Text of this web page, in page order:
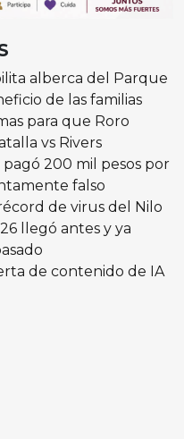
alberca del Parque
de las familias
para que Roro
vs Rivers
200 mil pesos por
falso
de virus del Nilo
llegó antes y ya
de contenido de IA